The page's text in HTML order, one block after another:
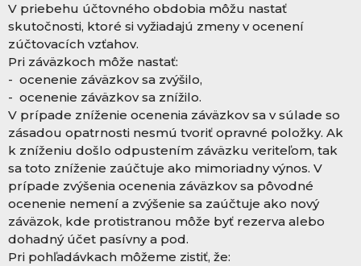
V priebehu účtovného obdobia môžu nastať
skutočnosti, ktoré si vyžiadajú zmeny v ocenení
zúčtovacích vzťahov.
Pri záväzkoch môže nastať:
- ocenenie záväzkov sa zvýšilo,
- ocenenie záväzkov sa znížilo.
V prípade zníženie ocenenia záväzkov sa v súlade so
zásadou opatrnosti nesmú tvoriť opravné položky. Ak
k zníženiu došlo odpustením záväzku veriteľom, tak
sa toto zníženie zaúčtuje ako mimoriadny výnos. V
prípade zvýšenia ocenenia záväzkov sa pôvodné
ocenenie nemení a zvýšenie sa zaúčtuje ako nový
záväzok, kde protistranou môže byť rezerva alebo
dohadný účet pasívny a pod.
Pri pohľadávkach môžeme zistiť, že: